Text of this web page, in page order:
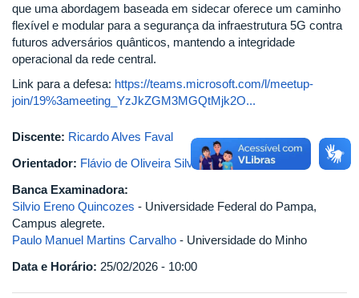
que uma abordagem baseada em sidecar oferece um caminho
flexível e modular para a segurança da infraestrutura 5G contra
futuros adversários quânticos, mantendo a integridade
operacional da rede central.
Link para a defesa: https://teams.microsoft.com/l/meetup-
join/19%3ameeting_YzJkZGM3MGQtMjk2O...
Discente: Ricardo Alves Faval
Orientador: Flávio de Oliveira Silva
Banca Examinadora:
Silvio Ereno Quincozes - Universidade Federal do Pampa,
Campus alegrete.
Paulo Manuel Martins Carvalho - Universidade do Minho
Data e Horário: 25/02/2026 - 10:00